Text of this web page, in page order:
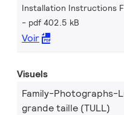
Installation Instructions
pdf 402.5 kB
Voir
Visuels
Family-Photographs-
grande taille (TULL)